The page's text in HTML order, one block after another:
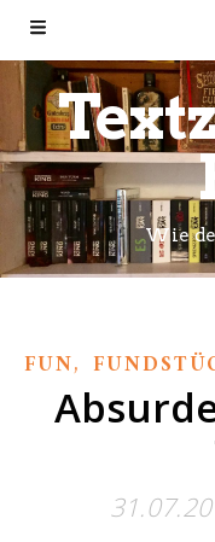
Wie
FUN,